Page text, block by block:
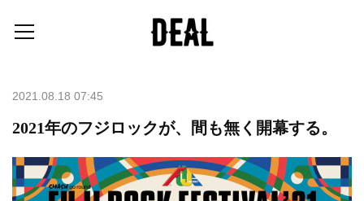
2021.08.18 07:45
2021年のフジロックが、間も無く開幕する。